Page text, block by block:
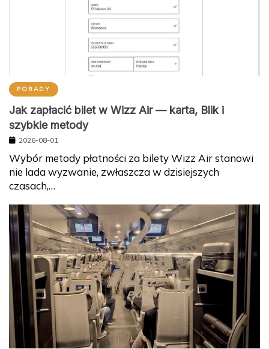
PORADY
Jak zapłacić bilet w Wizz Air — karta, Blik i
szybkie metody
2026-08-01
Wybór metody płatności za bilety Wizz Air stanowi
nie lada wyzwanie, zwłaszcza w dzisiejszych
czasach,…